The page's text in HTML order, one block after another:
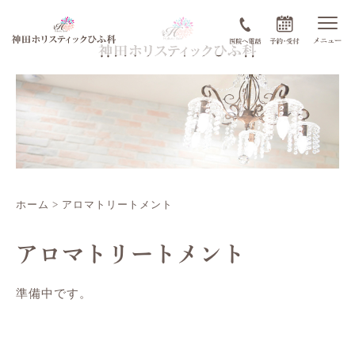
ホーム > アロマトリートメント
アロマトリートメント
準備中です。